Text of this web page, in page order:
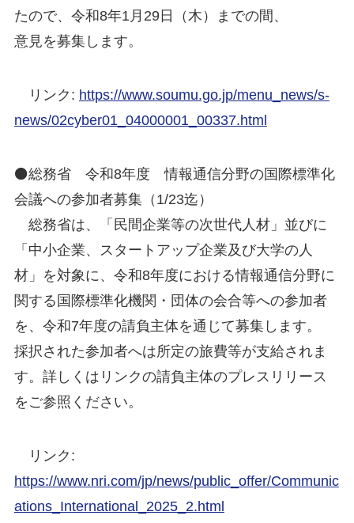
たので、令和8年1月29日（木）までの間、
意見を募集します。
リンク: https://www.soumu.go.jp/menu_news/s-
news/02cyber01_04000001_00337.html
⚫総務省 令和8年度 情報通信分野の国際標準化
会議への参加者募集（1/23迄）
総務省は、「民間企業等の次世代人材」並びに
「中小企業、スタートアップ企業及び大学の人
材」を対象に、令和8年度における情報通信分野に
関する国際標準化機関・団体の会合等への参加者
を、令和7年度の請負主体を通じて募集します。
採択された参加者へは所定の旅費等が支給されま
す。詳しくはリンクの請負主体のプレスリリース
をご参照ください。
リンク:
https://www.nri.com/jp/news/public_offer/Communic
ations_International_2025_2.html